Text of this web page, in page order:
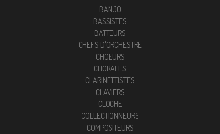
BANJO
BASSISTES
BATTEURS
CHEFS D'ORCHESTRE
CHOEURS
CHORALES
CLARINETTISTES
CLAVIERS
CLOCHE
COLLECTIONNEURS
COMPOSITEURS